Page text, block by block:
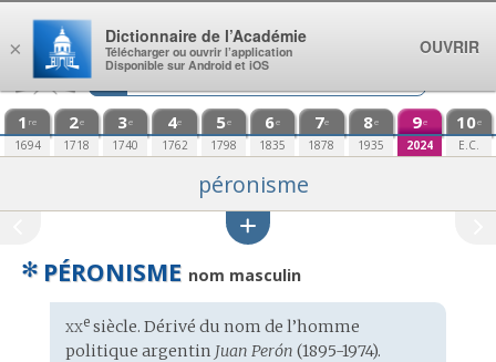
Aller au contenu
1 re
1694
2e
1718
3e
1740
4e
1762
5e
1798
6e
1835
7e
1878
8e
1935
9e
2024
10e
E.C.
péronisme
✻ PÉRONISME nom masculin
Étymologie
:
xxesiècle. Dérivé du nom de l’homme
politique argentin Juan Perón (1895-1974).
×
Dictionnaire de l’Académie
Télécharger ou ouvrir l’application
Disponible sur Android et iOS
OUVRIR